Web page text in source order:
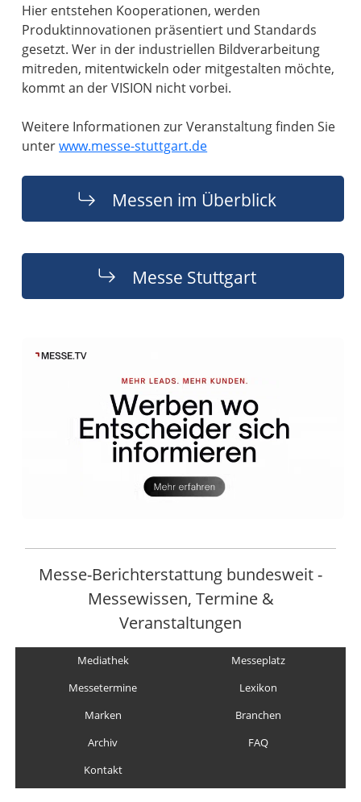
Hier entstehen Kooperationen, werden
Produktinnovationen präsentiert und Standards
gesetzt. Wer in der industriellen Bildverarbeitung
mitreden, mitentwickeln oder mitgestalten möchte,
kommt an der VISION nicht vorbei.
Weitere Informationen zur Veranstaltung finden Sie
unterwww.messe-stuttgart.de
Messen im Überblick
Messe Stuttgart
Messe-Berichterstattung bundesweit -
Messewissen, Termine &
Veranstaltungen
Mediathek
Messeplatz
Messetermine
Lexikon
Marken
Branchen
Archiv
FAQ
Kontakt